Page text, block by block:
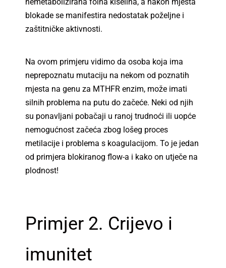
blokade se manifestira nedostatak poželjne i
zaštitničke aktivnosti.
Na ovom primjeru vidimo da osoba koja ima
neprepoznatu mutaciju na nekom od poznatih
mjesta na genu za MTHFR enzim, može imati
silnih problema na putu do začeće. Neki od njih
su ponavljani pobačaji u ranoj trudnoći ili uopće
nemogućnost začeća zbog lošeg proces
metilacije i problema s koagulacijom. To je jedan
od primjera blokiranog flow-a i kako on utječe na
plodnost!
Primjer 2. Crijevo i
imunitet